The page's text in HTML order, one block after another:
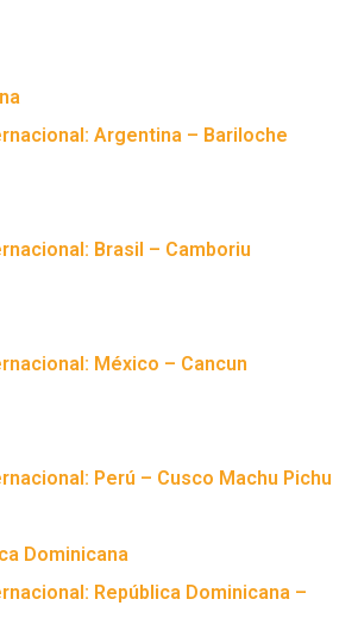
Argentina – Bariloche
Brasil – Camboriu
México – Cancun
Perú – Cusco Machu Pichu
Dominicana
República Dominicana –